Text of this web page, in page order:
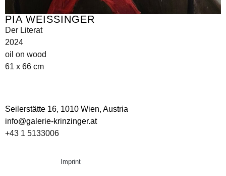
PIA WEISSINGER
Der Literat
2024
oil on wood
61 x 66 cm
Seilerstätte 16, 1010 Wien, Austria
info@galerie-krinzinger.at
+43 1 5133006
Imprint